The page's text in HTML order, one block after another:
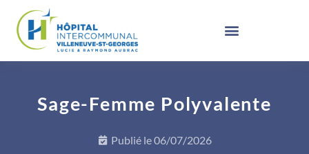
Sage-Femme Polyvalente
Publié le06/07/2026